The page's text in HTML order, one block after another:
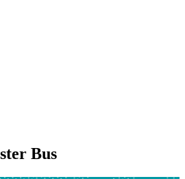
Bus